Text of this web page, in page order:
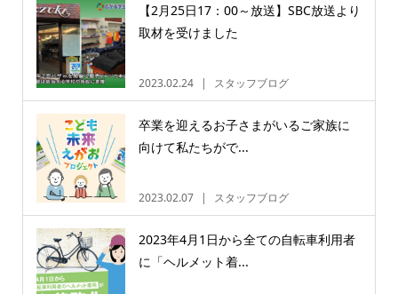
【2月25日17：00～放送】SBC放送より
取材を受けました
2023.02.24 スタッフブログ
卒業を迎えるお子さまがいるご家族に
向けて私たちがで...
2023.02.07 スタッフブログ
2023年4月1日から全ての自転車利用者
に「ヘルメット着...